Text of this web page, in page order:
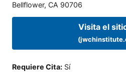
Bellflower, CA 90706
Visita el
Requiere Cita: Sí